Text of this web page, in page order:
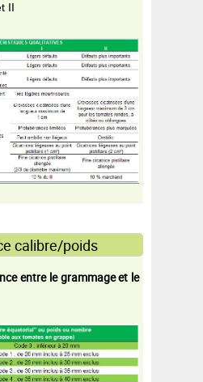
II
calibre/poids
entre le grammage et le